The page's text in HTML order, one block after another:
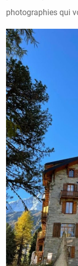
photographies qui